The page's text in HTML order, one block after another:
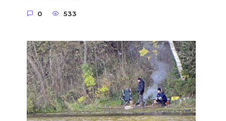
0 533